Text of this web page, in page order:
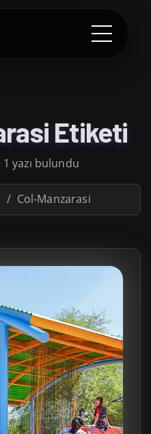
Etiketi
yazı bulundu
Col-Manzarasi